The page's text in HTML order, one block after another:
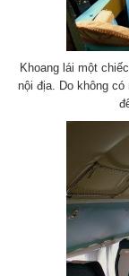
Khoang lái một
nội địa. Do không